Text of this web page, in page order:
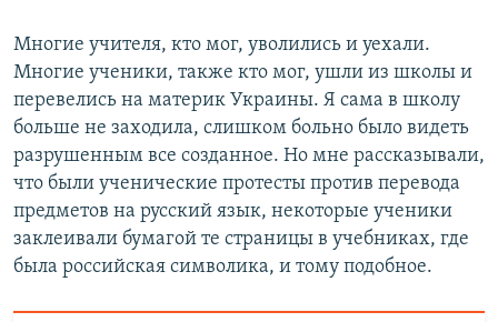
Многие учителя, кто мог, уволились и уехали.
Многие ученики, также кто мог, ушли из школы и
перевелись на материк Украины. Я сама в школу
больше не заходила, слишком больно было видеть
разрушенным все созданное. Но мне рассказывали,
что были ученические протесты против перевода
предметов на русский язык, некоторые ученики
заклеивали бумагой те страницы в учебниках, где
была российская символика, и тому подобное.